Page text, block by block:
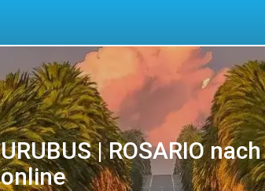
URUBUS | ROSARIO
online